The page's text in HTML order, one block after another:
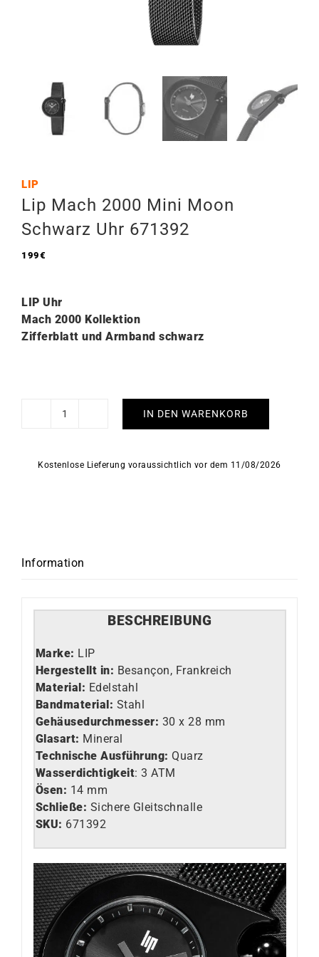
LIP
Lip Mach 2000 Mini Moon
Schwarz Uhr 671392
199€
LIP Uhr
Mach 2000 Kollektion
Zifferblatt und Armband schwarz
Lip
Mini
Menge
IN DEN WARENKORB
Kostenlose Lieferung voraussichtlich vor dem 11/08/2026
Information
BESCHREIBUNG
Marke: LIP
Hergestellt in: Besançon, Frankreich
Material: Edelstahl
Bandmaterial: Stahl
Gehäusedurchmesser: 30 x 28 mm
Glasart: Mineral
Technische Ausführung: Quarz
Wasserdichtigkeit: 3 ATM
Ösen: 14 mm
Schließe: Sichere Gleitschnalle
SKU: 671392